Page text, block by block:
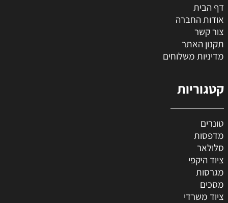
דף הבית
אודות החברה
צור קשר
תקנון האתר
מדיניות משלוחים
קטגוריות
טונרים
מדפסות
סלולאר
ציוד היקפי
מגרסות
מסכים
ציוד משרדי